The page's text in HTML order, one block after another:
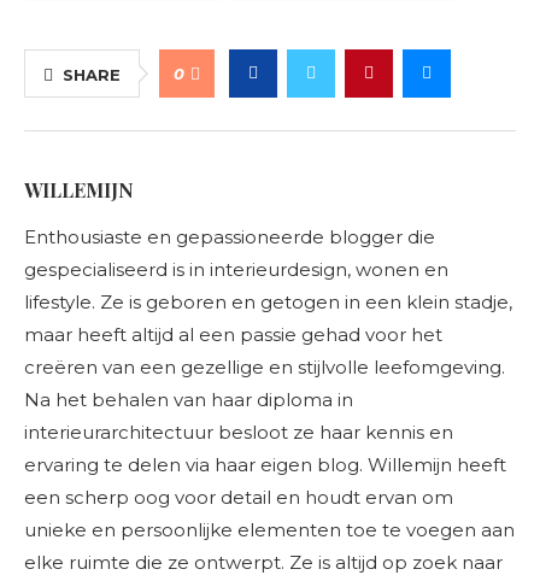
SHARE 0
WILLEMIJN
Enthousiaste en gepassioneerde blogger die
gespecialiseerd is in interieurdesign, wonen en
lifestyle. Ze is geboren en getogen in een klein stadje,
maar heeft altijd al een passie gehad voor het
creëren van een gezellige en stijlvolle leefomgeving.
Na het behalen van haar diploma in
interieurarchitectuur besloot ze haar kennis en
ervaring te delen via haar eigen blog. Willemijn heeft
een scherp oog voor detail en houdt ervan om
unieke en persoonlijke elementen toe te voegen aan
elke ruimte die ze ontwerpt. Ze is altijd op zoek naar